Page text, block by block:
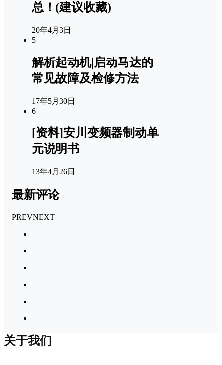
总！(建议收藏)
20年4月3日
5
解析起动机|启动马达的
常见故障及检修方法
17年5月30日
6
[资料]安川变频器制动单
元说明书
13年4月26日
最新评论
PREVNEXT
关于我们